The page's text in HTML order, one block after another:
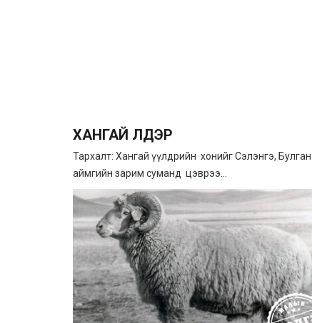
ХАНГАЙ ҮҮЛДЭР
Тархалт: Хангай үүлдрийн хонийг Сэлэнгэ, Булган
аймгийн зарим суманд цэврээ...